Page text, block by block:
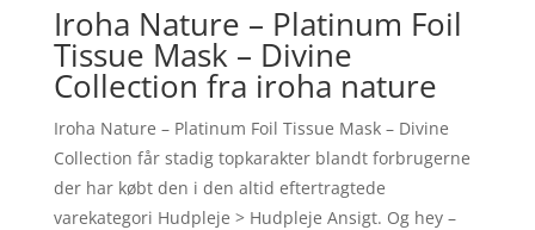
Iroha Nature – Platinum Foil
Tissue Mask – Divine
Collection fra iroha nature
Iroha Nature – Platinum Foil Tissue Mask – Divine
Collection får stadig topkarakter blandt forbrugerne
der har købt den i den altid eftertragtede
varekategori Hudpleje > Hudpleje Ansigt. Og hey –